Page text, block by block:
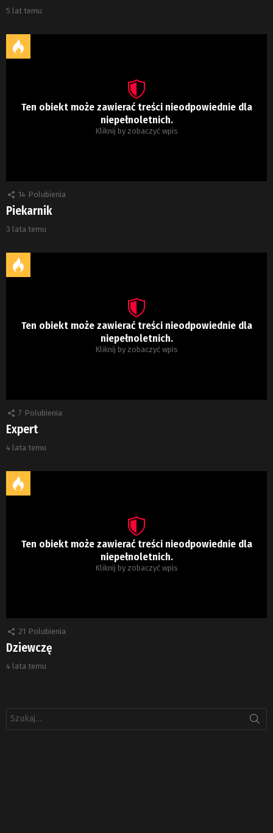
5 lat temu
Ten obiekt może zawierać treści nieodpowiednie dla
niepełnoletnich.
Kliknij by zobaczyć wpis
14 Polubienia
Piekarnik
3 lata temu
Ten obiekt może zawierać treści nieodpowiednie dla
niepełnoletnich.
Kliknij by zobaczyć wpis
7 Polubienia
Expert
4 lata temu
Ten obiekt może zawierać treści nieodpowiednie dla
niepełnoletnich.
Kliknij by zobaczyć wpis
21 Polubienia
Dziewczę
4 lata temu